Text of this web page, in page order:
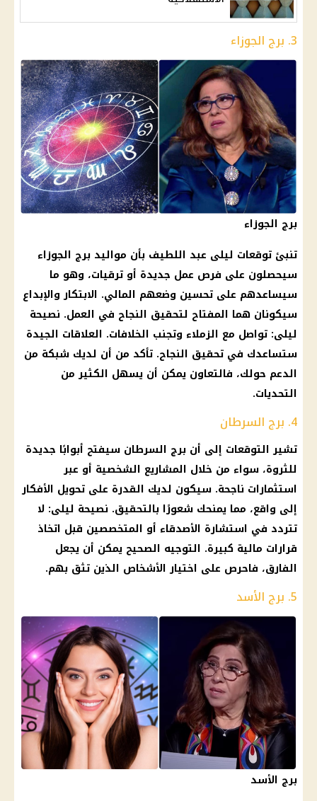
3. برج الجوزاء
برج الجوزاء
تنبئ توقعات ليلى عبد اللطيف بأن مواليد برج الجوزاء
سيحصلون على فرص عمل جديدة أو ترقيات، وهو ما
سيساعدهم على تحسين وضعهم المالي. الابتكار والإبداع
سيكونان هما المفتاح لتحقيق النجاح في العمل. نصيحة
ليلى: تواصل مع الزملاء وتجنب الخلافات. العلاقات الجيدة
ستساعدك في تحقيق النجاح. تأكد من أن لديك شبكة من
الدعم حولك، فالتعاون يمكن أن يسهل الكثير من
التحديات.
4. برج السرطان
تشير التوقعات إلى أن برج السرطان سيفتح أبوابًا جديدة
للثروة، سواء من خلال المشاريع الشخصية أو عبر
استثمارات ناجحة. سيكون لديك القدرة على تحويل الأفكار
إلى واقع، مما يمنحك شعورًا بالتحقيق. نصيحة ليلى: لا
تتردد في استشارة الأصدقاء أو المتخصصين قبل اتخاذ
قرارات مالية كبيرة. التوجيه الصحيح يمكن أن يجعل
الفارق، فاحرص على اختيار الأشخاص الذين تثق بهم.
5. برج الأسد
برج الأسد